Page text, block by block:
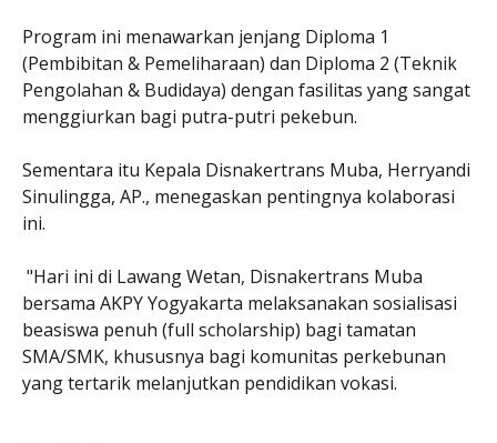
Program ini menawarkan jenjang Diploma 1
(Pembibitan & Pemeliharaan) dan Diploma 2 (Teknik
Pengolahan & Budidaya) dengan fasilitas yang sangat
menggiurkan bagi putra-putri pekebun.
Sementara itu Kepala Disnakertrans Muba, Herryandi
Sinulingga, AP., menegaskan pentingnya kolaborasi
ini.
"Hari ini di Lawang Wetan, Disnakertrans Muba
bersama AKPY Yogyakarta melaksanakan sosialisasi
beasiswa penuh (full scholarship) bagi tamatan
SMA/SMK, khususnya bagi komunitas perkebunan
yang tertarik melanjutkan pendidikan vokasi.